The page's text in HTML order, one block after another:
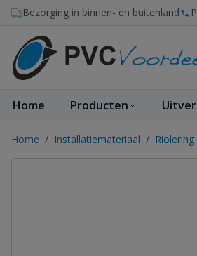
Ga naar de inhoud
Bezorging in binnen- en buitenland
Home Producten
Home / Installatiemateriaal / Riolering